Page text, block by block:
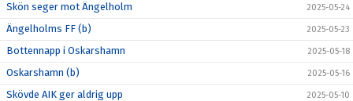
Skön seger mot Ängelholm 2025-05-24
Ängelholms FF (b) 2025-05-23
Bottennapp i Oskarshamn 2025-05-18
Oskarshamn (b) 2025-05-16
Skövde AIK ger aldrig upp 2025-05-10